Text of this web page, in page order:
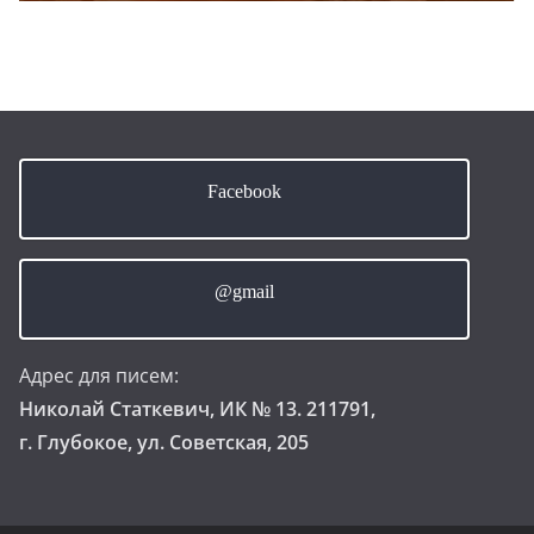
Facebook
@gmail
Адрес для писем:
Николай Статкевич, ИК № 13. 211791,
г. Глубокое, ул. Советская, 205